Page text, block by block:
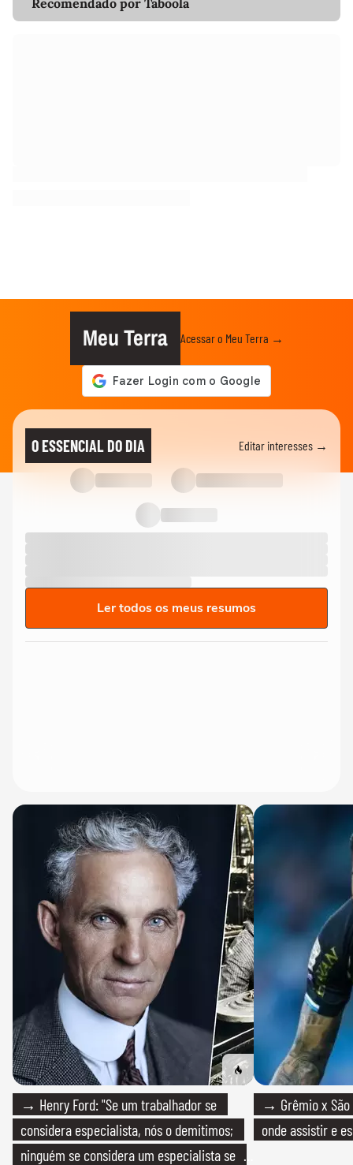
Recomendado por Taboola
Meu Terra Acessar o Meu Terra →
O ESSENCIAL DO DIA Editar interesses →
Ler todos os meus resumos
→ Henry Ford: "Se um trabalhador se
considera especialista, nós o demitimos;
ninguém se considera um especialista se
→ Grêmio x São
onde assistir e